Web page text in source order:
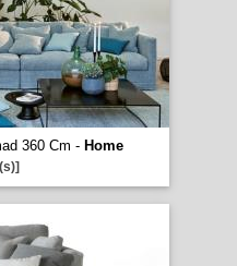
360 Cm - Home